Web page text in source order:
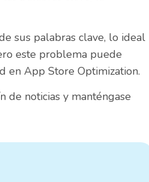
sus palabras clave, lo ideal
este problema puede
en App Store Optimization.
de noticias y manténgase